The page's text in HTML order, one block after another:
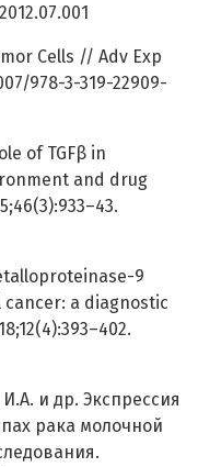
Cells // Adv Exp
978-3-319-22909-
of TGFβ in
and drug
9
a diagnostic
и др. Экспрессия
рака молочной